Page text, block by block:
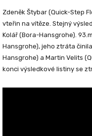
Zdeněk Štybar (Quick-Step
vteřin na vítěze. Stejný
Kolář (Bora-Hansgrohe).
Hansgrohe), jeho ztráta
Hansgrohe) a Martin Velits
konci výsledkové listiny se